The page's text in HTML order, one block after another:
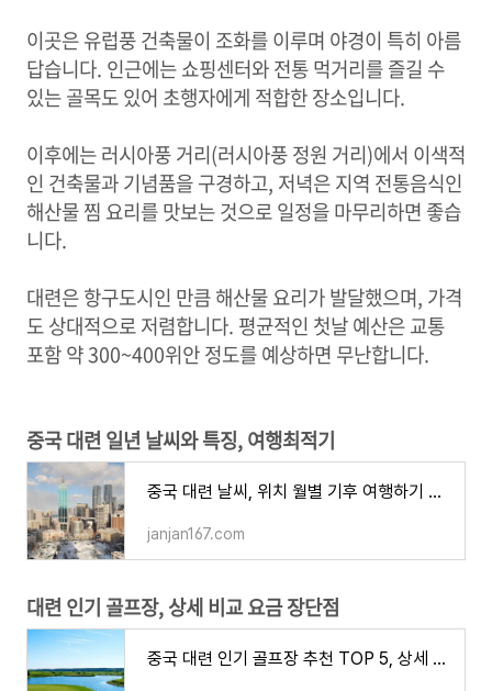
이곳은 유럽풍 건축물이 조화를 이루며 야경이 특히 아름
답습니다. 인근에는 쇼핑센터와 전통 먹거리를 즐길 수
있는 골목도 있어 초행자에게 적합한 장소입니다.
이후에는 러시아풍 거리(러시아풍 정원 거리)에서 이색적
인 건축물과 기념품을 구경하고, 저녁은 지역 전통음식인
해산물 찜 요리를 맛보는 것으로 일정을 마무리하면 좋습
니다.
대련은 항구도시인 만큼 해산물 요리가 발달했으며, 가격
도 상대적으로 저렴합니다. 평균적인 첫날 예산은 교통
포함 약 300~400위안 정도를 예상하면 무난합니다.
중국 대련 일년 날씨와 특징, 여행최적기
중국 대련 날씨, 위치 월별 기후 여행하기 좋은 시기 성수기 옷차림 준비물
janjan167.com
대련 인기 골프장, 상세 비교 요금 장단점
중국 대련 인기 골프장 추천 TOP 5, 상세 비교 가격 가까운 위치 장단점